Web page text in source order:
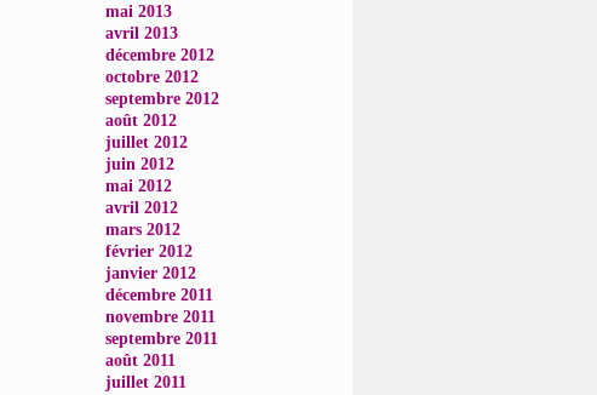
mai 2013
avril 2013
décembre 2012
octobre 2012
septembre 2012
août 2012
juillet 2012
juin 2012
mai 2012
avril 2012
mars 2012
février 2012
janvier 2012
décembre 2011
novembre 2011
septembre 2011
août 2011
juillet 2011